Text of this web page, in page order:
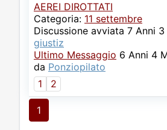
AEREI DIROTTATI
Categoria: 11 settembre
Discussione avviata 7 Anni
giustiz
Ultimo Messaggio 6 Anni 4
da Ponziopilato
1
2
1